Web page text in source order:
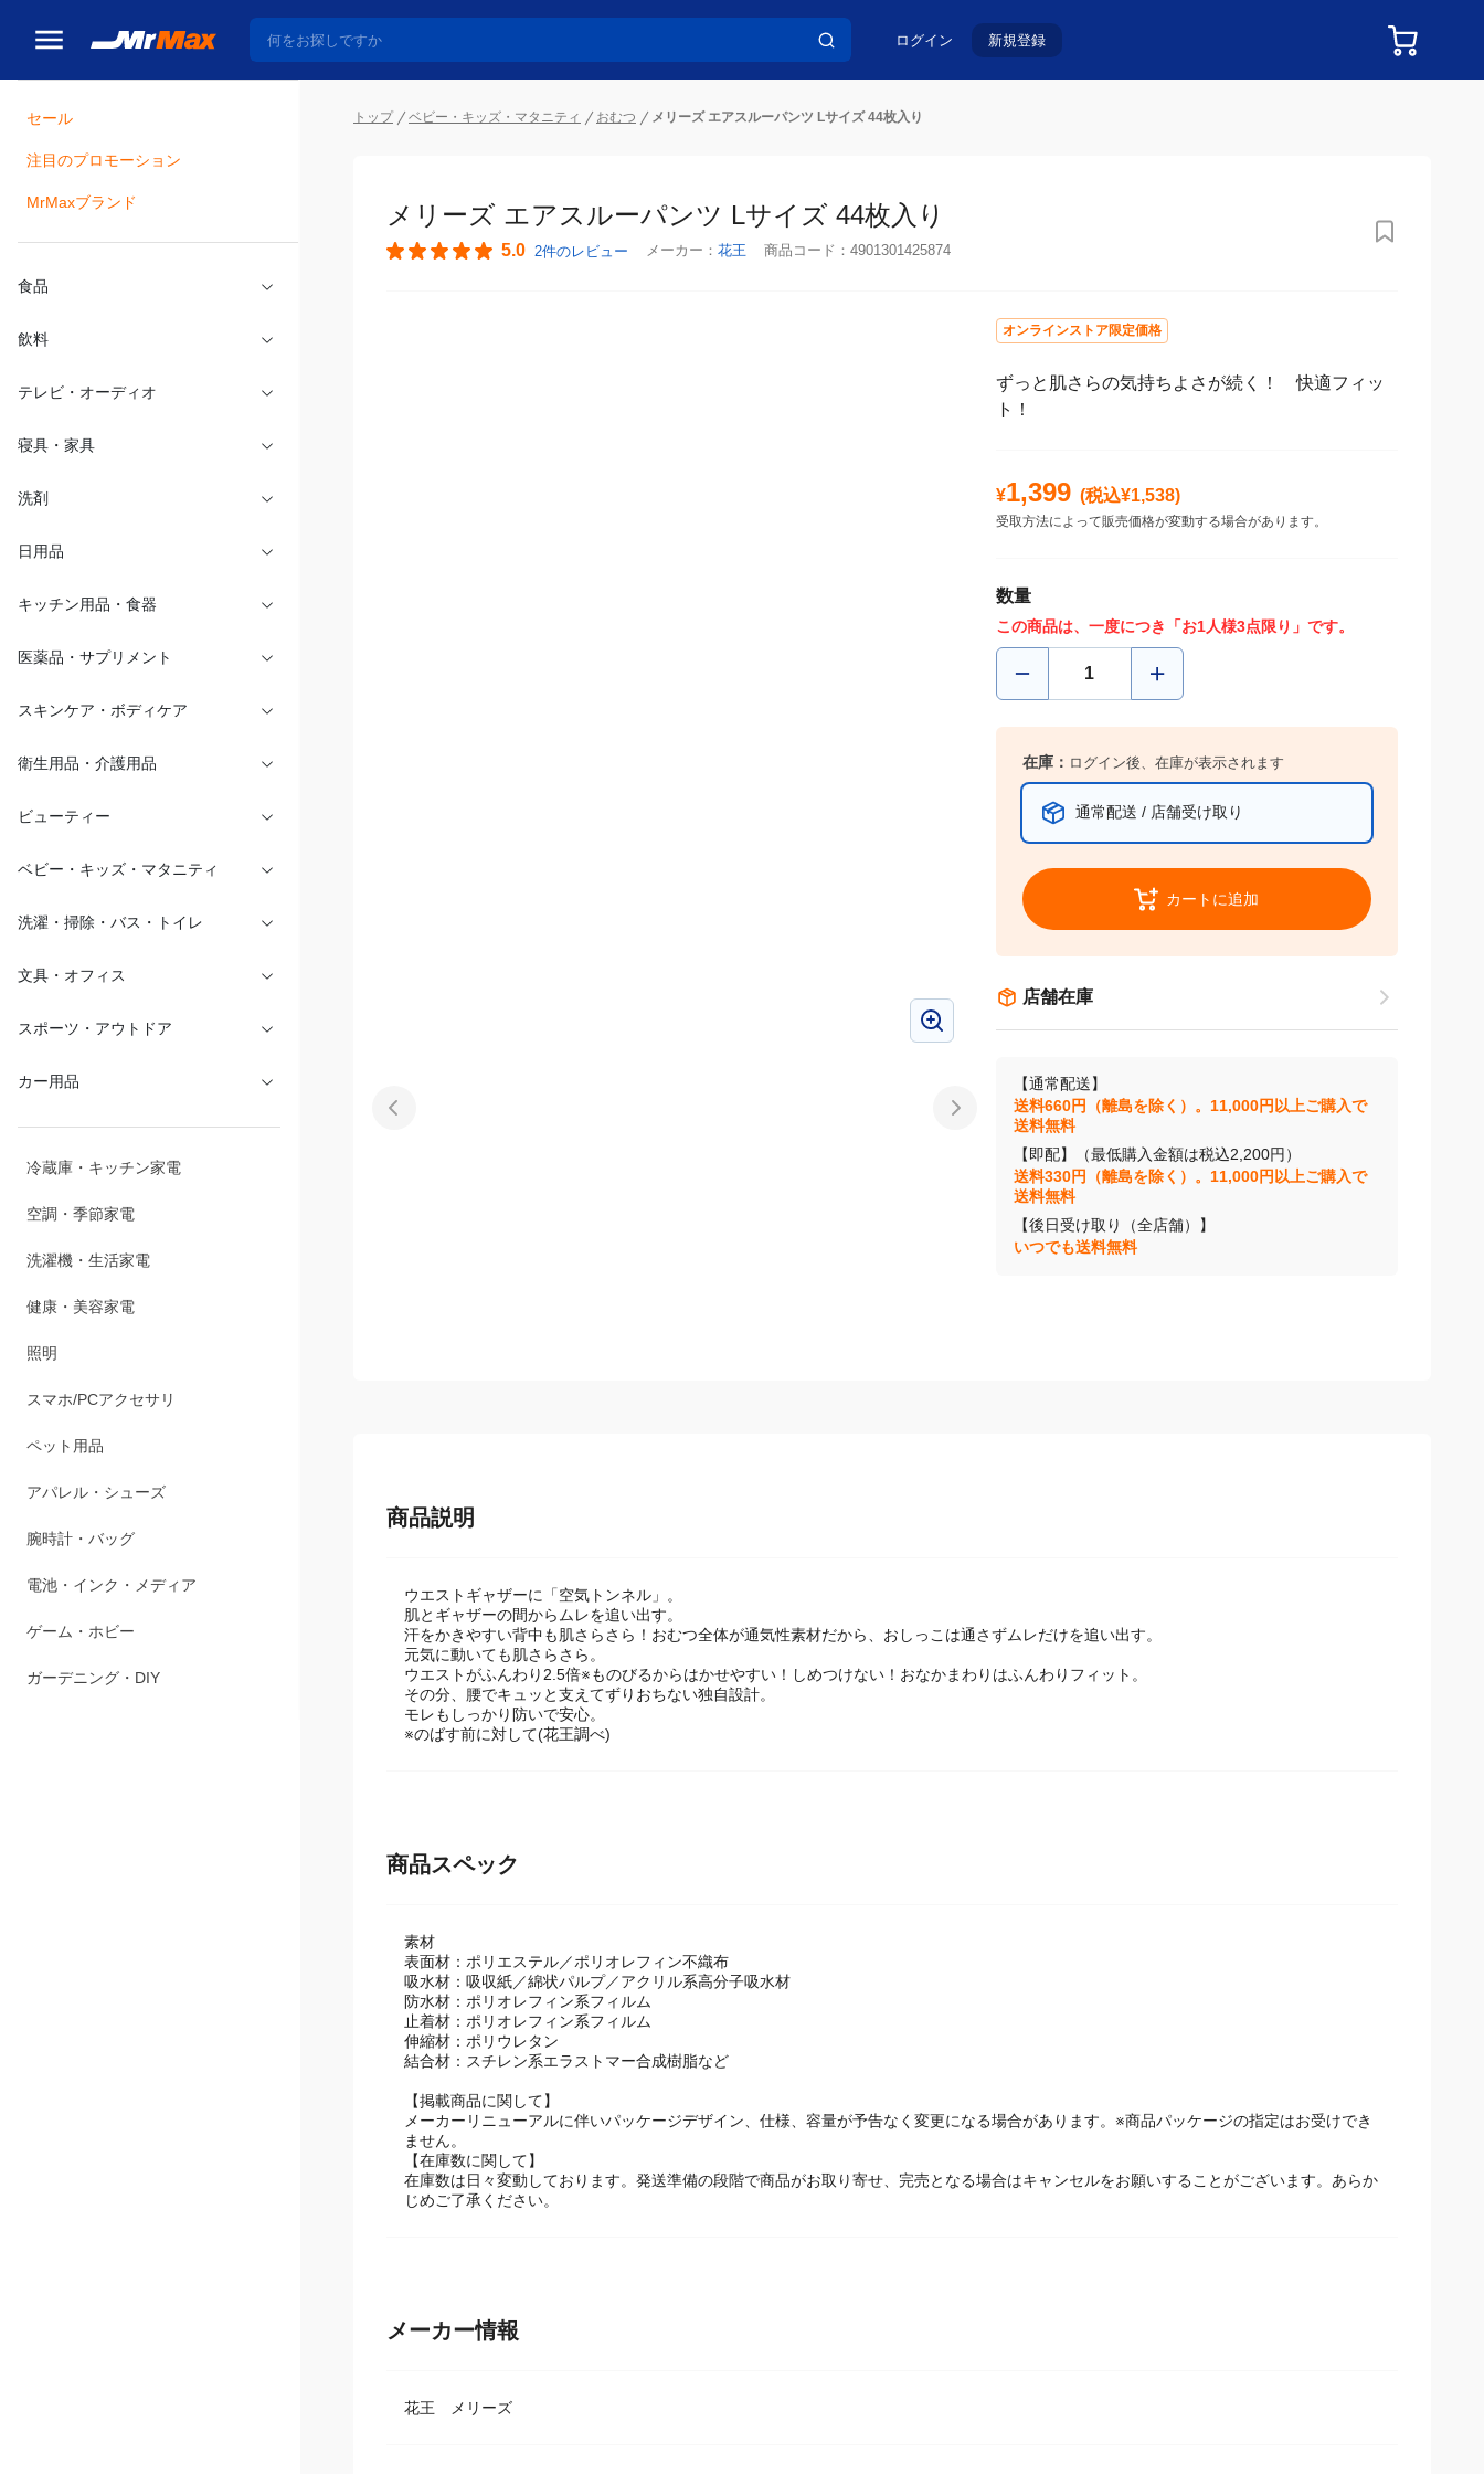
ログイン 新規登録
セール
注目のプロモーション
MrMaxブランド
食品
飲料
テレビ・オーディオ
寝具・家具
洗剤
日用品
カー用品
冷蔵庫・キッチン家電
空調・季節家電
洗濯機・生活家電
健康・美容家電
照明
スマホ/PCアクセサリ
トップ ベビー・キッズ・マタニティ おむつ メリーズ エアスルーパンツ Lサイズ 44枚入り
メリーズ エアスルーパンツ Lサイズ 44枚入り
5.0 2件のレビュー メーカー： 花王 商品コード： 4901301425874
オンラインストア限定価格
ずっと肌さらの気持ちよさが続く！ 快適フィッ
ト！
¥1,399 (税込¥1,538)
受取方法によって販売価格が変動する場合があります。
数量
この商品は、一度につき「お1人様3点限り」です。
在庫： ログイン後、在庫が表示されます
通常配送 / 店舗受け取り
カートに追加
店舗在庫
【通常配送】
送料660円（離島を除く）。11,000円以上ご購入で
送料無料
【即配】（最低購入金額は税込2,200円）
送料330円（離島を除く）。11,000円以上ご購入で
【後日受け取り（全店舗）】
ウエストギャザーに「空気トンネル」。
肌とギャザーの間からムレを追い出す。
汗をかきやすい背中も肌さらさら！おむつ全体が通気性素材だから、おしっこは通さずムレだけを追い出す。
元気に動いても肌さらさら。
ウエストがふんわり2.5倍※ものびるからはかせやすい！しめつけない！おなかまわりはふんわりフィット。
その分、腰でキュッと支えてずりおちない独自設計。
モレもしっかり防いで安心。
素材
表面材：ポリエステル／ポリオレフィン不織布
吸水材：吸収紙／綿状パルプ／アクリル系高分子吸水材
防水材：ポリオレフィン系フィルム
止着材：ポリオレフィン系フィルム
伸縮材：ポリウレタン
【掲載商品に関して】
メーカーリニューアルに伴いパッケージデザイン、仕様、容量が予告なく変更になる場合があります。※商品パッケージの指定はお受けでき
ません。
【在庫数に関して】
在庫数は日々変動しております。発送準備の段階で商品がお取り寄せ、完売となる場合はキャンセルをお願いすることがございます。あらか